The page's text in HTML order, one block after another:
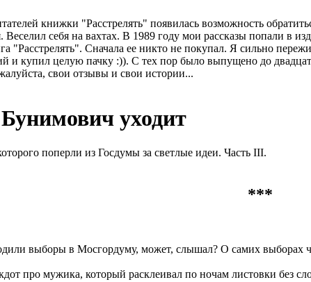
книжки "Расстрелять" появилась возможность
Веселил себя на вахтах. В 1989 году мои рассказы попали в
"Расстрелять". Сначала ее никто не покупал. Я сильно
и купил целую пачку :)). С тех пор было выпущено до
свои отзывы и свои истории...
уходит
поперли из Госдумы за светлые идеи. Часть III.
***
выборы в Мосгордуму, может, слышал? О самих
про мужика, который расклеивал по ночам листовки без